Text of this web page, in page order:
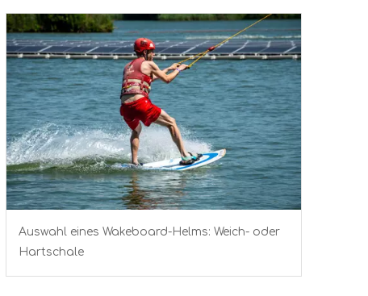
Auswahl eines Wakeboard-Helms: Weich- oder
Hartschale